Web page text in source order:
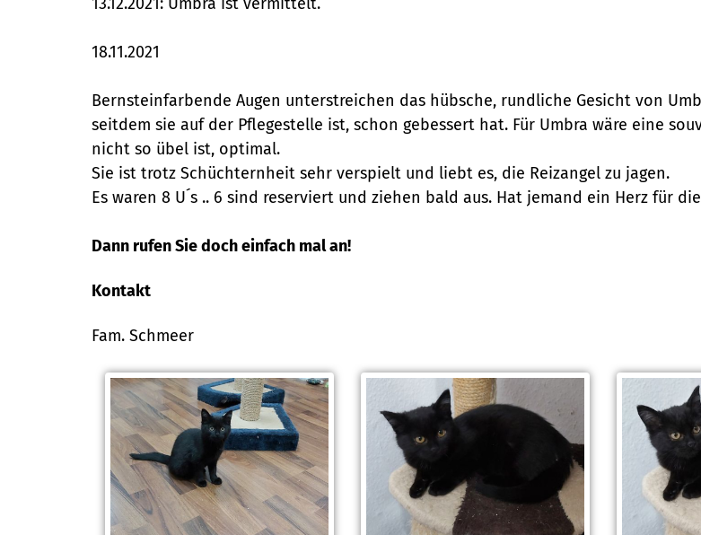
18.11.2021
Bernsteinfarbende Augen unterstreichen das hübsche, rundliche Gesicht von
seitdem sie auf der Pflegestelle ist, schon gebessert hat. Für Umbra wäre eine
nicht so übel ist, optimal.
Sie ist trotz Schüchternheit sehr verspielt und liebt es, die Reizangel zu jagen.
Es waren 8 U´s .. 6 sind reserviert und ziehen bald aus. Hat jemand ein Herz für
Dann rufen Sie doch einfach mal an!
Kontakt
Fam. Schmeer